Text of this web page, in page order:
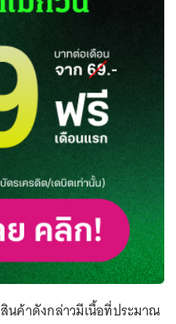
นค้าดังกล่าวมีเนื้อที่ประมาณ